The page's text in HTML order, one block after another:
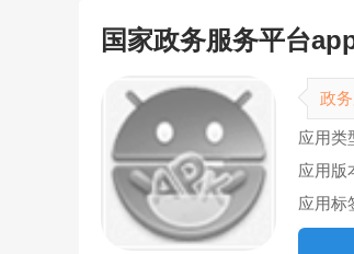
国家政务服务平台
政
应用类
应用版
应用标